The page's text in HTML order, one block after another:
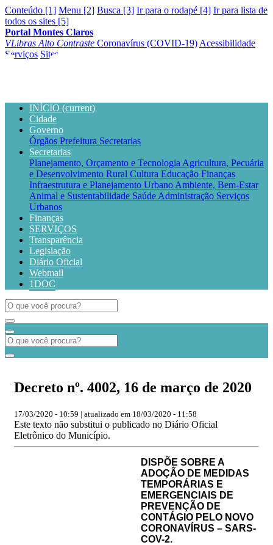
Conteúdo [1] Menu [2] Busca [3] Ir para o rodapé [4] Ir para lista de
todos os sites [5]
Portal Montes Claros
VLibras Alto Contraste Coronavírus (COVID-19) Acessibilidade
Serviços Sites
INÍCIO (current)
Cidade
Governo
Órgãos Prefeitura Secretarias
Secretarias
Planejamento, Orçamento e Tecnologia Agricultura, Pecuária
e Desenvolvimento Rural Cultura Educação Finanças
Infraestrutura e Planejamento Urbano Ambiente, Bem-Estar
Animal e Sustentabilidade Saúde Administração Serviços
Urbanos
Finanças
SERVIÇOS
Transparência
Legislação
Diário Oficial
Webmail
1DOC
Decreto nº. 4002, 16 de março de 2020
17/03/2020 - 10:59 | atualizado em 18/03/2020 - 11:58
Este texto não substitui o publicado no Diário Oficial
Eletrônico do Município.
DISPÕE SOBRE A
ADOÇÃO DE MEDIDAS
TEMPORÁRIAS E
EMERGENCIAIS DE
PREVENÇÃO DE
CONTÁGIO PELO NOVO
CORONAVÍRUS – SARS-
COV-2.